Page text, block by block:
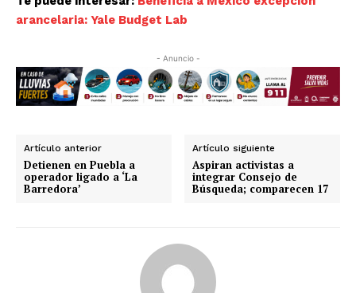
Luces
arancelaria: Yale Budget Lab
- Anuncio -
Artículo anterior
Detienen en Puebla a
operador ligado a ‘La
Barredora’
Artículo siguiente
Aspiran activistas a
integrar Consejo de
Búsqueda; comparecen 17